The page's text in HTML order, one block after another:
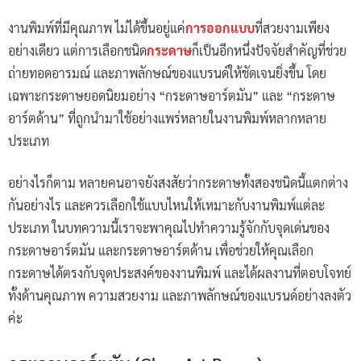
งานพิมพ์ที่มีคุณภาพ ไม่ได้ขึ้นอยู่แค่การออกแบบที่สวยงามเพียง
อย่างเดียว แต่การเลือกชนิดกระดาษก็เป็นอีกหนึ่งปัจจัยสำคัญที่ช่วย
ถ่ายทอดอารมณ์ และภาพลักษณ์ของแบรนด์ให้ชัดเจนยิ่งขึ้น โดย
เฉพาะกระดาษยอดนิยมอย่าง “กระดาษอาร์ตมัน” และ “กระดาษ
อาร์ตด้าน” ที่ถูกนำมาใช้อย่างแพร่หลายในงานพิมพ์หลากหลาย
ประเภท
อย่างไรก็ตาม หลายคนอาจยังสงสัยว่ากระดาษทั้งสองชนิดนี้แตกต่าง
กันอย่างไร และควรเลือกใช้แบบไหนให้เหมาะกับงานพิมพ์แต่ละ
ประเภท ในบทความนี้เราจะพาคุณไปทำความรู้จักกับจุดเด่นของ
กระดาษอาร์ตมัน และกระดาษอาร์ตด้าน เพื่อช่วยให้คุณเลือก
กระดาษได้ตรงกับจุดประสงค์ของงานพิมพ์ และได้ผลงานที่ตอบโจทย์
ทั้งด้านคุณภาพ ความสวยงาม และภาพลักษณ์ของแบรนด์อย่างลงตัว
ค่ะ